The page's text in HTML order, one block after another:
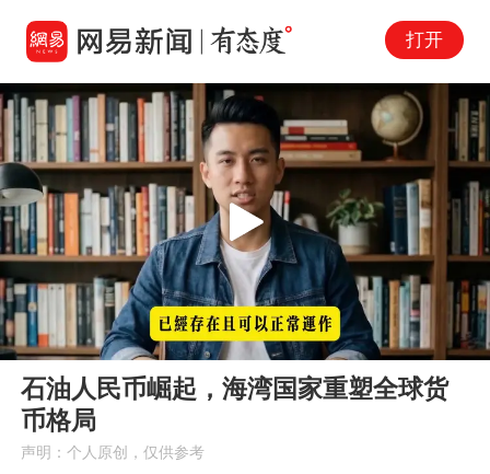
打开
00:00 27:56
Play
石油人民币崛起，海湾国家重塑全球货
币格局
声明：个人原创，仅供参考